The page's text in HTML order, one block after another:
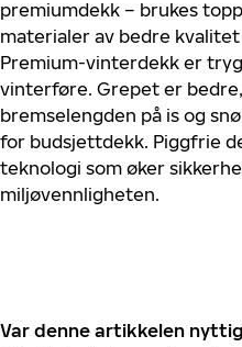
premiumdekk – brukes
materialer av bedre
Premium-vinterdekk er
vinterføre. Grepet er
bremselengden på is og
for budsjettdekk. Piggfrie
teknologi som øker
miljøvennligheten.
Var denne artikkelen